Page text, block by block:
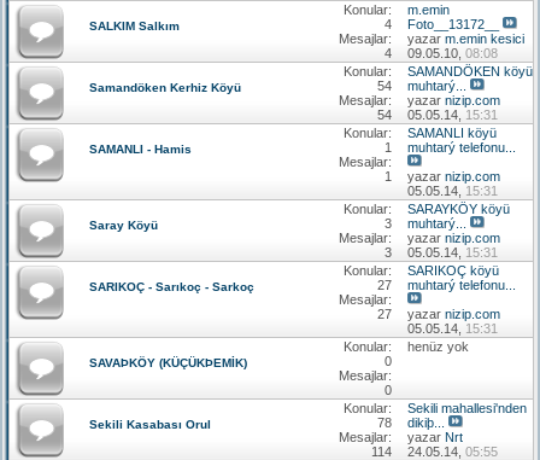
SALKIM Salkım
Konular:
4
Mesajlar:
4
m.emin
Foto__13172__
yazar m.emin kesici
09.05.10, 08:08
Samandöken Kerhiz Köyü
Konular:
54
Mesajlar:
54
SAMANDÖKEN köyü
muhtarý...
yazar nizip.com
05.05.14, 15:31
SAMANLI - Hamis
Konular:
1
Mesajlar:
1
SAMANLI köyü
muhtarý telefonu...
yazar nizip.com
05.05.14, 15:31
Saray Köyü
Konular:
3
Mesajlar:
3
SARAYKÖY köyü
muhtarý...
yazar nizip.com
05.05.14, 15:31
SARIKOÇ - Sarıkoç - Sarkoç
Konular:
27
Mesajlar:
27
SARIKOÇ köyü
muhtarý telefonu...
yazar nizip.com
05.05.14, 15:31
SAVAÞKÖY (KÜÇÜKÞEMİK)
Konular:
0
Mesajlar:
0
henüz yok
Sekili Kasabası Orul
Konular:
78
Mesajlar:
114
Sekili mahallesi'nden
dikiþ...
yazar Nrt
24.05.14, 05:55